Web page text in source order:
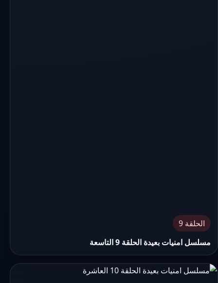
الحلقة 9
مسلسل امنيات بعيدة الحلقة 9 التاسعة